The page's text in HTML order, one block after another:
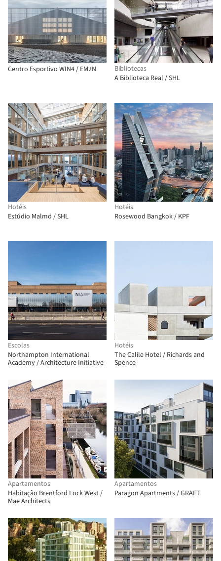
Centro Esportivo WIN4 / EM2N
Bibliotecas
A Biblioteca Real / SHL
Hotéis
Estúdio Malmö / SHL
Hotéis
Rosewood Bangkok / KPF
Escolas
Northampton International
Academy / Architecture Initiative
Hotéis
The Calile Hotel / Richards and
Spence
Apartamentos
Habitação Brentford Lock West /
Mae Architects
Apartamentos
Paragon Apartments / GRAFT